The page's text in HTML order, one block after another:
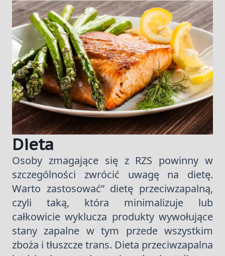
Dieta
Osoby zmagające się z RZS powinny w
szczególności zwrócić uwagę na dietę.
Warto zastosować” dietę przeciwzapalną,
czyli taką, która minimalizuje lub
całkowicie wyklucza produkty wywołujące
stany zapalne w tym przede wszystkim
zboża i tłuszcze trans. Dieta przeciwzapalna